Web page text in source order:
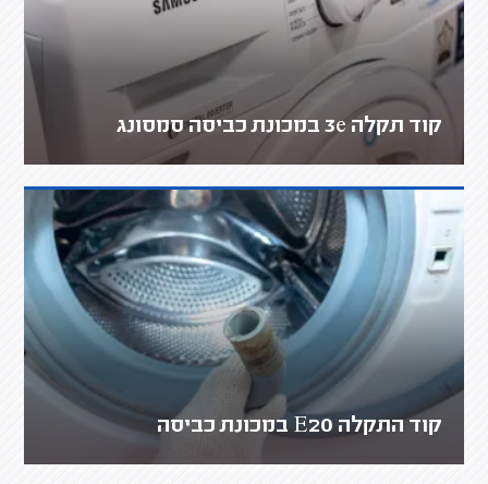
קוד תקלה 3e במכונת כביסה סמסונג
קוד התקלה E20 במכונת כביסה